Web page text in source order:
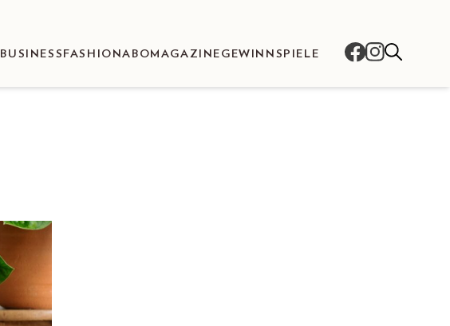
BUSINESS FASHIONABOMAGAZINE GEWINNSPIELE